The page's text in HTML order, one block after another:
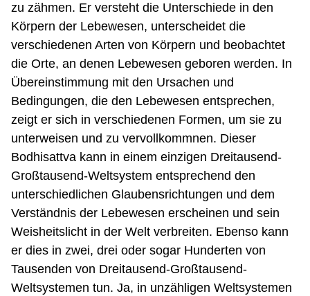
zu zähmen. Er versteht die Unterschiede in den
Körpern der Lebewesen, unterscheidet die
verschiedenen Arten von Körpern und beobachtet
die Orte, an denen Lebewesen geboren werden. In
Übereinstimmung mit den Ursachen und
Bedingungen, die den Lebewesen entsprechen,
zeigt er sich in verschiedenen Formen, um sie zu
unterweisen und zu vervollkommnen. Dieser
Bodhisattva kann in einem einzigen Dreitausend-
Großtausend-Weltsystem entsprechend den
unterschiedlichen Glaubensrichtungen und dem
Verständnis der Lebewesen erscheinen und sein
Weisheitslicht in der Welt verbreiten. Ebenso kann
er dies in zwei, drei oder sogar Hunderten von
Tausenden von Dreitausend-Großtausend-
Weltsystemen tun. Ja, in unzähligen Weltsystemen